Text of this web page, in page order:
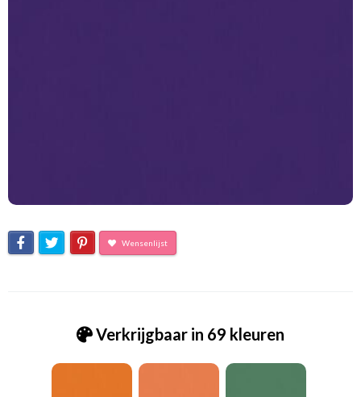
Wensenlijst
Verkrijgbaar in 69 kleuren